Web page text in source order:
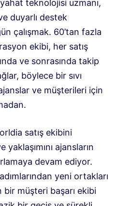
teknolojisi uzmanı,
duyarlı destek
çalışmak. 60’tan fazla
ekibi, her satış
ve sonrasında takip
böylece bir sıvı
ve müşterileri için
satış ekibini
ajansların
devam ediyor.
yeni ortakları
müşteri başarı ekibi